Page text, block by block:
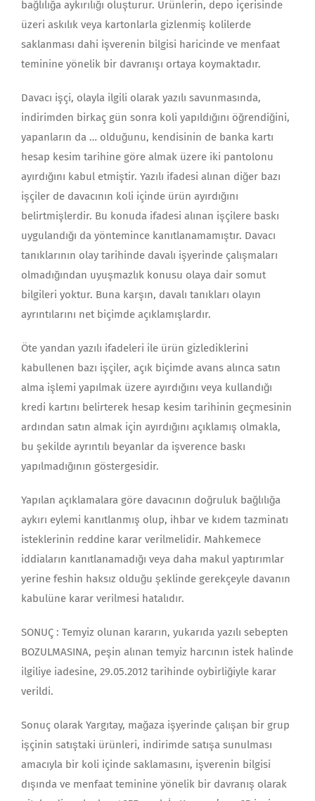
bağlılığa aykırılığı oluşturur. Ürünlerin, depo içerisinde
üzeri askılık veya kartonlarla gizlenmiş kolilerde
saklanması dahi işverenin bilgisi haricinde ve menfaat
teminine yönelik bir davranışı ortaya koymaktadır.
Davacı işçi, olayla ilgili olarak yazılı savunmasında,
indirimden birkaç gün sonra koli yapıldığını öğrendiğini,
yapanların da … olduğunu, kendisinin de banka kartı
hesap kesim tarihine göre almak üzere iki pantolonu
ayırdığını kabul etmiştir. Yazılı ifadesi alınan diğer bazı
işçiler de davacının koli içinde ürün ayırdığını
belirtmişlerdir. Bu konuda ifadesi alınan işçilere baskı
uygulandığı da yöntemince kanıtlanamamıştır. Davacı
tanıklarının olay tarihinde davalı işyerinde çalışmaları
olmadığından uyuşmazlık konusu olaya dair somut
bilgileri yoktur. Buna karşın, davalı tanıkları olayın
ayrıntılarını net biçimde açıklamışlardır.
Öte yandan yazılı ifadeleri ile ürün gizlediklerini
kabullenen bazı işçiler, açık biçimde avans alınca satın
alma işlemi yapılmak üzere ayırdığını veya kullandığı
kredi kartını belirterek hesap kesim tarihinin geçmesinin
ardından satın almak için ayırdığını açıklamış olmakla,
bu şekilde ayrıntılı beyanlar da işverence baskı
yapılmadığının göstergesidir.
Yapılan açıklamalara göre davacının doğruluk bağlılığa
aykırı eylemi kanıtlanmış olup, ihbar ve kıdem tazminatı
isteklerinin reddine karar verilmelidir. Mahkemece
iddiaların kanıtlanamadığı veya daha makul yaptırımlar
yerine feshin haksız olduğu şeklinde gerekçeyle davanın
kabulüne karar verilmesi hatalıdır.
SONUÇ : Temyiz olunan kararın, yukarıda yazılı sebepten
BOZULMASINA, peşin alınan temyiz harcının istek halinde
ilgiliye iadesine, 29.05.2012 tarihinde oybirliğiyle karar
verildi.
Sonuç olarak Yargıtay, mağaza iş­yerinde çalışan bir grup
işçinin satıştaki ürünleri, indirimde satışa sunulması
amacıyla bir koli içinde saklamasını, işverenin bilgisi
dışında ve menfaat te­minine yönelik bir davranış olarak